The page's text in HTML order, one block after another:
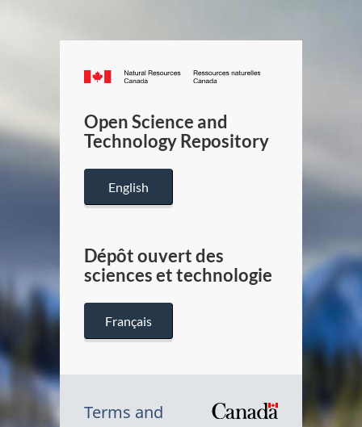
Canada.ca
/
Canada
Open Science and
Technology Repository
English
Dépôt ouvert des
sciences et technologie
Français
Terms and